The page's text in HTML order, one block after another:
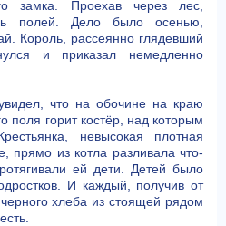
замка. Проехав через лес,
полей. Дело было осенью,
Король, рассеянно глядевший
и приказал немедленно
что на обочине на краю
поля горит костёр, над которым
невысокая плотная
прямо из котла разливала что-
ей дети. Детей было
И каждый, получив от
хлеба из стоящей рядом